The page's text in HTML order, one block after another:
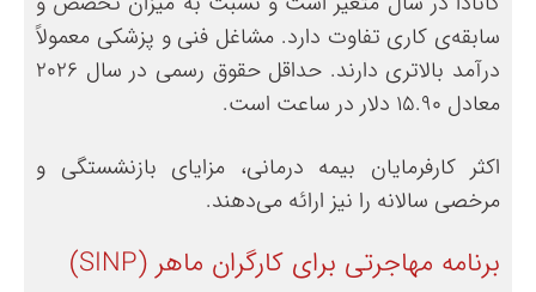
سابقه‌ی کاری تفاوت دارد. مشاغل فنی و پزشکی معمولاً
درآمد بالاتری دارند. حداقل حقوق رسمی در سال ۲۰۲۶
معادل ۱۵.۹۰ دلار در ساعت است.
اکثر کارفرمایان بیمه درمانی، مزایای بازنشستگی و
مرخصی سالانه را نیز ارائه می‌دهند.
برنامه مهاجرتی برای کارگران ماهر (SINP)